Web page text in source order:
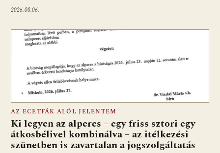
2026.08.06.
AZ ECETFÁK ALÓL JELENTEM
Ki legyen az alperes – egy friss sztori egy
átkosbélivel kombinálva – az itélkezési
szünetben is zavartalan a jogszolgáltatás